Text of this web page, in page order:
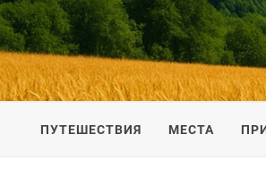
ПУТЕШЕСТВИЕ ПО
ПУТЕШЕСТВИЯ МЕСТА